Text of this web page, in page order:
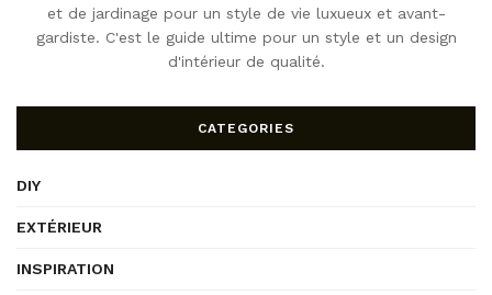
et de jardinage pour un style de vie luxueux et avant-
gardiste. C'est le guide ultime pour un style et un design
d'intérieur de qualité.
CATEGORIES
DIY
EXTÉRIEUR
INSPIRATION